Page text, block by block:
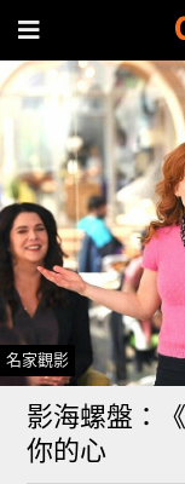
名家觀影
影海螺盤：
你的心